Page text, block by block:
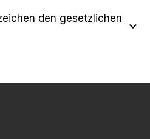
den gesetzlichen